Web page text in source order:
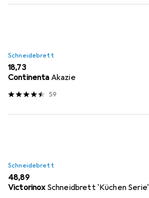
Schneidebrett
EUR
18,73
Continenta Akazie
59
Schneidebrett
EUR
48,89
Victorinox Schneidbrett 'Küchen Serie'